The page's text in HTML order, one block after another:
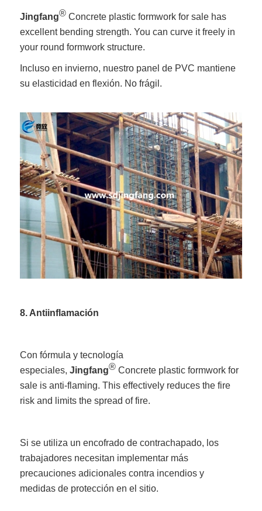
Jingfang® Concrete plastic formwork for sale has
excellent bending strength. You can curve it freely in
your round formwork structure.
Incluso en invierno, nuestro panel de PVC mantiene
su elasticidad en flexión. No frágil.
8. Antiinflamación
Con fórmula y tecnología
especiales,Jingfang® Concrete plastic formwork for
sale is anti-flaming. This effectively reduces the fire
risk and limits the spread of fire.
Si se utiliza un encofrado de contrachapado, los
trabajadores necesitan implementar más
precauciones adicionales contra incendios y
medidas de protección en el sitio.